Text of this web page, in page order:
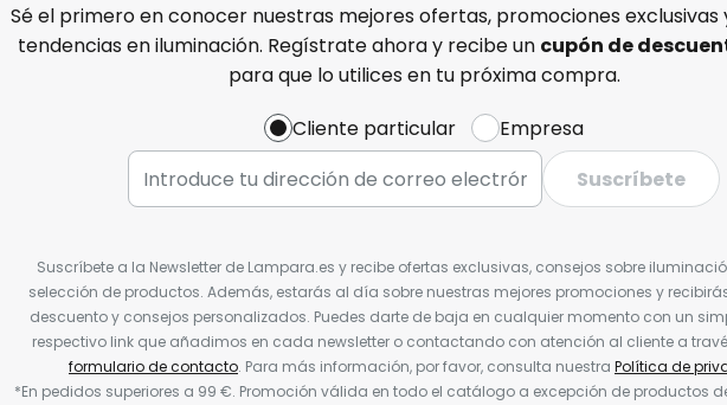
Sé el primero en conocer nuestras mejores ofertas, promociones exclusivas
tendencias en iluminación. Regístrate ahora y recibe un cupón de
para que lo utilices en tu próxima compra.
Cliente particular
Empresa
Suscríbete
Suscríbete a la Newsletter de Lampara.es y recibe ofertas exclusivas, consejos sobre
selección de productos. Además, estarás al día sobre nuestras mejores promociones y
descuento y consejos personalizados. Puedes darte de baja en cualquier momento con un
respectivo link que añadimos en cada newsletter o contactando con atención al cliente a
formulario de contacto. Para más información, por favor, consulta nuestra Política de
*En pedidos superiores a 99 €. Promoción válida en todo el catálogo a excepción de productos